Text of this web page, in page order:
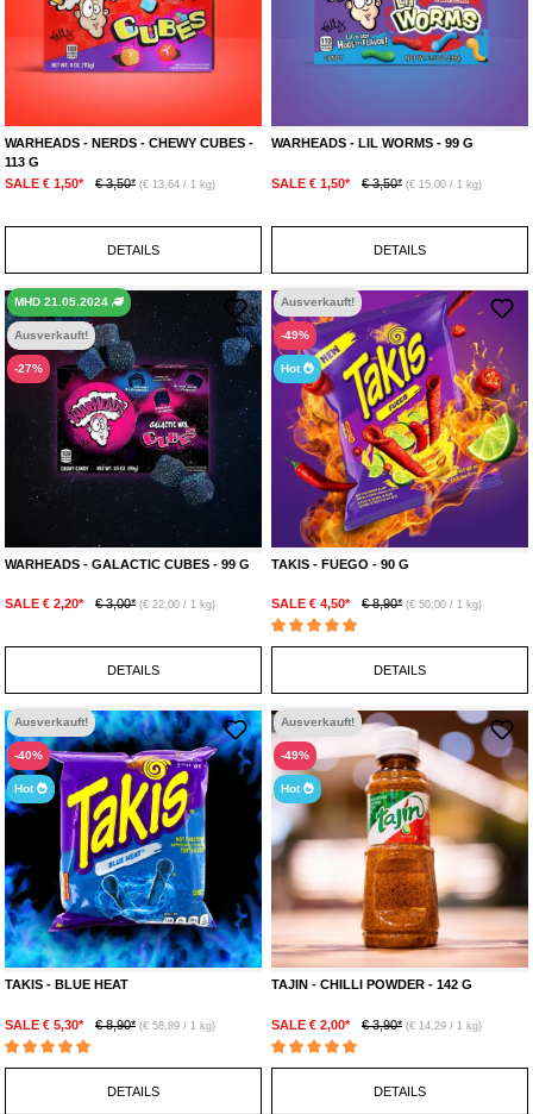
WARHEADS - NERDS - CHEWY CUBES -
113 G
SALE € 1,50*
€ 3,50* (€ 13,64 / 1 kg)
DETAILS
WARHEADS - LIL WORMS - 99 G
SALE € 1,50* € 3,50* (€ 15,00 / 1 kg)
DETAILS
MHD 21.05.2024
Ausverkauft!
-27%
WARHEADS - GALACTIC CUBES - 99 G
SALE € 2,20* € 3,00* (€ 22,00 / 1 kg)
DETAILS
Ausverkauft!
-49%
Hot
TAKIS - FUEGO - 90 G
SALE € 4,50* € 8,90* (€ 50,00 / 1 kg)
Durchschnittliche Bewertung von 5 von 5
DETAILS
Ausverkauft!
-40%
Hot
TAKIS - BLUE HEAT
SALE € 5,30* € 8,90* (€ 58,89 / 1 kg)
Durchschnittliche Bewertung von 5 von 5 Sternen
DETAILS
Ausverkauft!
-49%
Hot
TAJIN - CHILLI POWDER - 142 G
SALE € 2,00* € 3,90* (€ 14,29 / 1 kg)
Durchschnittliche Bewertung von 5 von 5
DETAILS